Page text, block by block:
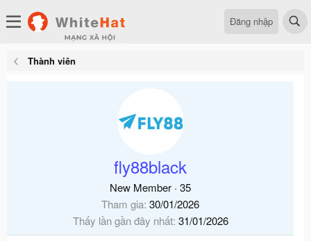
Đăng nhập
Thành viên
fly88black
New Member · 35
Tham gia 30/01/2026
Thấy lần gần đây nhất 31/01/2026